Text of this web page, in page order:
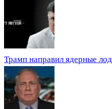
Трамп направил ядерные